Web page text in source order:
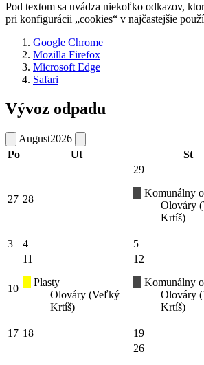
Pod textom sa uvádza niekoľko odkazov,
pri konfigurácii „cookies“ v najčastejšie
Google Chrome
Mozilla Firefox
Microsoft Edge
Safari
Vývoz odpadu
August2026
Po
Ut St
27 28
29
Komunálny
Olováry
Krtíš)
3 4 5
10
11
Plasty
Olováry (Veľký
Krtíš)
12
Komunálny
Olováry
Krtíš)
17 18 19
26